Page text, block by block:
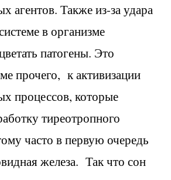
агентов. Также из-за удара
в организме
патогены. Это
прочего, к активизации
процессов, которые
тиреотропного
часто в первую очередь
железа. Так что сон